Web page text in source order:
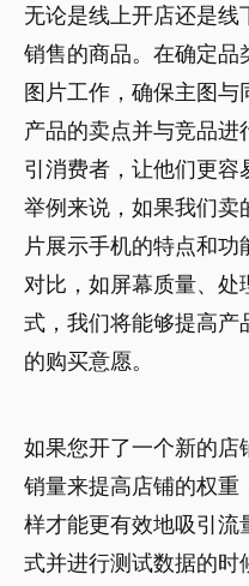
无论是线上开店还是线
销售的商品。在确定品
图片工作，确保主图与
产品的卖点并与竞品进
引消费者，让他们更容
举例来说，如果我们卖
片展示手机的特点和
对比，如屏幕质量、
式，我们将能够提高产
的购买意愿。
如果您开了一个新的店
销量来提高店铺的权重
样才能更有效地吸引流
式并进行测试数据的时